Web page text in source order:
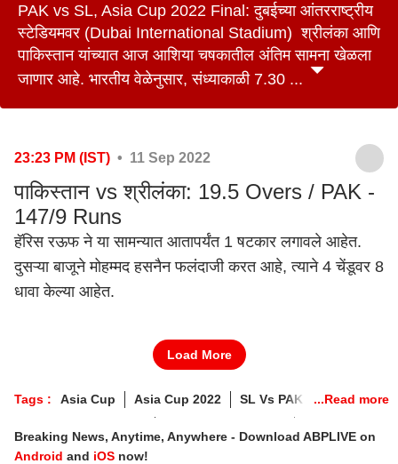
PAK vs SL, Asia Cup 2022 Final: दुबईच्या आंतरराष्ट्रीय
स्टेडियमवर (Dubai International Stadium) श्रीलंका आणि
पाकिस्तान यांच्यात आज आशिया चषकातील अंतिम सामना खेळला
जाणार आहे. भारतीय वेळेनुसार, संध्याकाळी 7.30 ...
23:23 PM (IST) • 11 Sep 2022
पाकिस्तान vs श्रीलंका: 19.5 Overs / PAK -
147/9 Runs
हॅरिस रऊफ ने या सामन्यात आतापर्यंत 1 षटकार लगावले आहेत.
दुसऱ्या बाजूने मोहम्मद हसनैन फलंदाजी करत आहे, त्याने 4 चेंडूवर 8
धावा केल्या आहेत.
Load More
Tags : Asia Cup Asia Cup 2022
SL Vs PAK
Asia Cup Finals 2022
Breaking News, Anytime, Anywhere - Download ABPLIVE on
Android and iOS now!